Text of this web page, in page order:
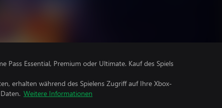
Pass Essential, Premium oder Ultimate. Kauf des Spiels
erhalten während des Spielens Zugriff auf Ihre Xbox-
Weitere Informationen